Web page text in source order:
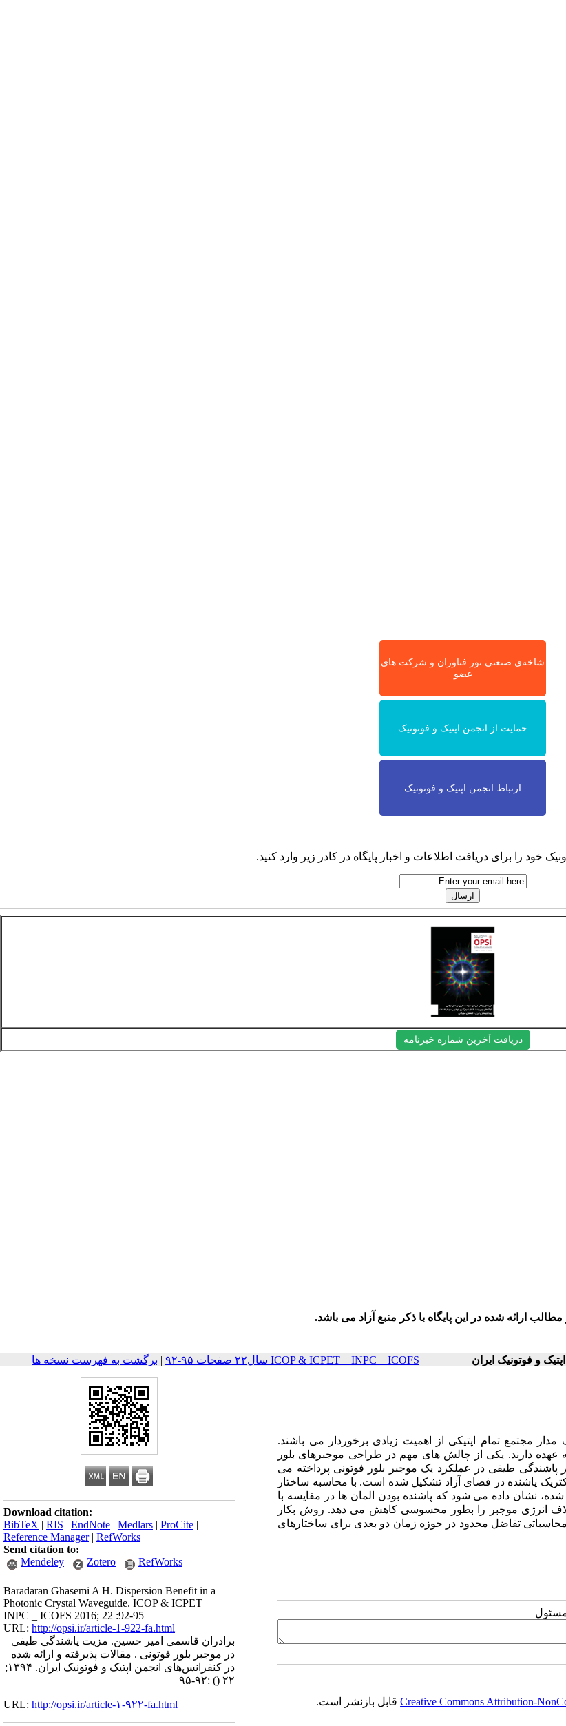
شاخه‌ی صنعتی نور فناوران و شرکت های
عضو
حمایت از انجمن اپتیک و فوتونیک
ارتباط انجمن اپتیک و فوتونیک
خود را برای دریافت اطلاعات و اخبار پایگاه در کادر زیر وارد کنید.
دریافت آخرین شماره خبرنامه
مطالب ارائه شده در این پایگاه با ذکر منبع آزاد می باشد.
ICOP & ICPET _ INPC _ ICOFS سال۲۲ صفحات ۹۵-۹۲ | برگشت به فهرست نسخه ها
Download citation:
BibTeX | RIS | EndNote | Medlars | ProCite |
Reference Manager| RefWorks
Send citation to:
Mendeley
Zotero RefWorks
Baradaran Ghasemi A H. Dispersion Benefit in a
Photonic Crystal Waveguide. ICOP & ICPET _
INPC _ ICOFS 2016; 22 :92-95
URL: http://opsi.ir/article-1-922-fa.html
برادران قاسمی امیر حسین. مزیت پاشندگی طیفی
در موجبر بلور فوتونی . مقالات پذیرفته و ارائه شده
در کنفرانس‌های انجمن اپتیک و فوتونیک ایران. ۱۳۹۴;
۲۲ () :۹۲-۹۵
URL: http://opsi.ir/article-۱-۹۲۲-fa.html
مجتمع تمام اپتیکی از اهمیت زیادی برخوردار می باشند.
عهده دارند. یکی از چالش های مهم در طراحی موجبرهای بلور
طیفی در عملکرد یک موجبر بلور فوتونی پرداخته می
پاشنده در فضای آزاد تشکیل شده است. با محاسبه ساختار
نشان داده می شود که پاشنده بودن المان ها در مقایسه با
انرژی موجبر را بطور محسوسی کاهش می دهد. روش بکار
تفاضل محدود در حوزه زمان دو بعدی برای ساختارهای
مسئول
Creative Commons Attribution-قابل بازنشر است.